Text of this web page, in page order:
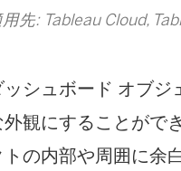
用先: Tableau Cloud,
ッシュボード オブ
外観にすることがで
トの内部や周囲に余